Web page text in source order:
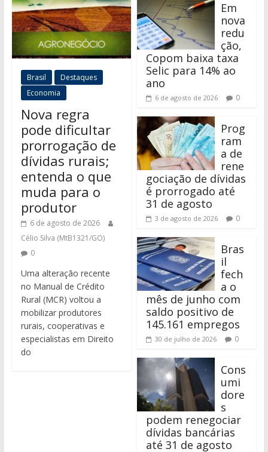
Brasil
Destaques
Economia
Nova regra
pode dificultar
prorrogação de
dívidas rurais;
entenda o que
muda para o
produtor
6 de agosto de 2026
Célio Silva (MtB1321/GO)
0
Uma alteração recente
no Manual de Crédito
Rural (MCR) voltou a
mobilizar produtores
rurais, cooperativas e
especialistas em Direito
do
Em
nova
redu
ção,
Copom baixa taxa
Selic para 14% ao
ano
6 de agosto de 2026 0
Prog
ram
a de
rene
gociação de dívidas
é prorrogado até
31 de agosto
3 de agosto de 2026 0
Bras
il
fech
a o
mês de junho com
saldo positivo de
145.161 empregos
30 de julho de 2026 0
Cons
umi
dore
s
podem renegociar
dívidas bancárias
até 31 de agosto